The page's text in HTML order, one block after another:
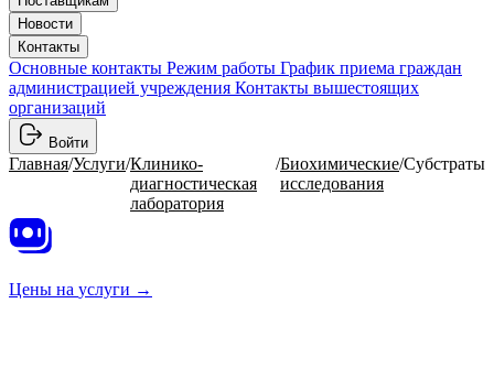
Новости
Контакты
Основные контакты Режим работы График приема граждан
администрацией учреждения Контакты вышестоящих
организаций
Войти
Главная/Услуги/Клинико-
диагностическая
лаборатория
/Биохимические
исследования
/Субстраты
Цены на услуги →